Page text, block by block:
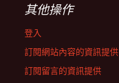
其他操作
登入
訂閱網站內容的資訊提供
訂閱留言的資訊提供